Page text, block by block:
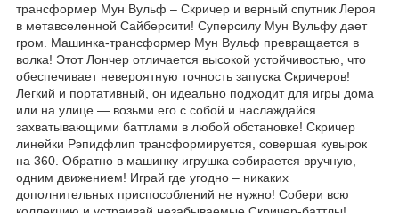
трансформер Мун Вульф – Скричер и верный спутник Лероя
в метавселенной Сайберсити! Суперсилу Мун Вульфу дает
гром. Машинка-трансформер Мун Вульф превращается в
волка! Этот Лончер отличается высокой устойчивостью, что
обеспечивает невероятную точность запуска Скричеров!
Легкий и портативный, он идеально подходит для игры дома
или на улице — возьми его с собой и наслаждайся
захватывающими баттлами в любой обстановке! Скричер
линейки Рэпидфлип трансформируется, совершая кувырок
на 360. Обратно в машинку игрушка собирается вручную,
одним движением! Играй где угодно – никаких
дополнительных приспособлений не нужно! Собери всю